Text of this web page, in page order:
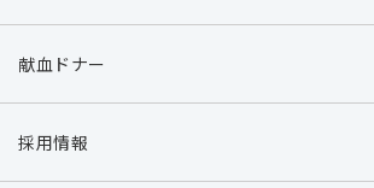
献血ドナー
採用情報